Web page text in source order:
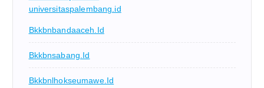
universitaspalembang.id
Bkkbnbandaaceh.id
Bkkbnsabang.id
Bkkbnlhokseumawe.id